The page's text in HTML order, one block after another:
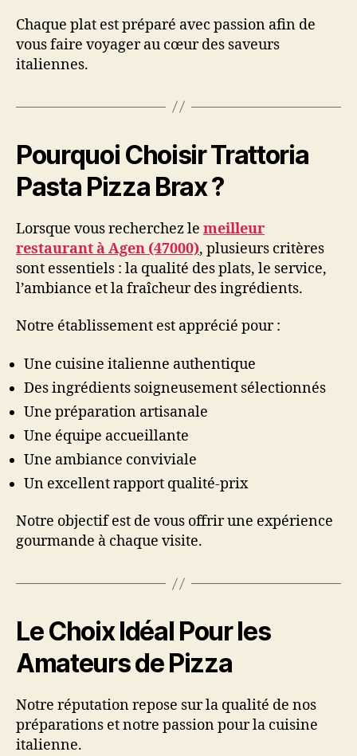
Chaque plat est préparé avec passion afin de
vous faire voyager au cœur des saveurs
italiennes.
Pourquoi Choisir Trattoria
Pasta Pizza Brax ?
Lorsque vous recherchez le meilleur
restaurant à Agen (47000), plusieurs critères
sont essentiels : la qualité des plats, le service,
l’ambiance et la fraîcheur des ingrédients.
Notre établissement est apprécié pour :
Une cuisine italienne authentique
Des ingrédients soigneusement sélectionnés
Une préparation artisanale
Une équipe accueillante
Une ambiance conviviale
Un excellent rapport qualité-prix
Notre objectif est de vous offrir une expérience
gourmande à chaque visite.
Le Choix Idéal Pour les
Amateurs de Pizza
Notre réputation repose sur la qualité de nos
préparations et notre passion pour la cuisine
italienne.